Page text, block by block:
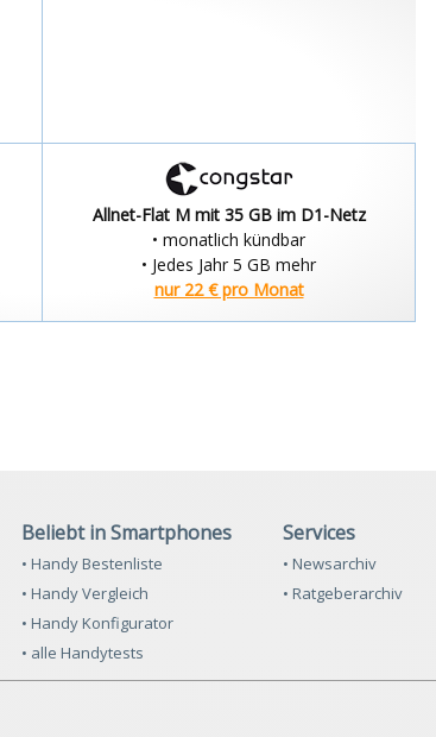
Allnet-Flat M mit 35 GB im D1-Netz
• monatlich kündbar
• Jedes Jahr 5 GB mehr
nur 22 € pro Monat
Beliebt in Smartphones
• Handy Bestenliste
• Handy Vergleich
• Handy Konfigurator
• alle Handytests
Services
• Newsarchiv
• Ratgeberarchiv